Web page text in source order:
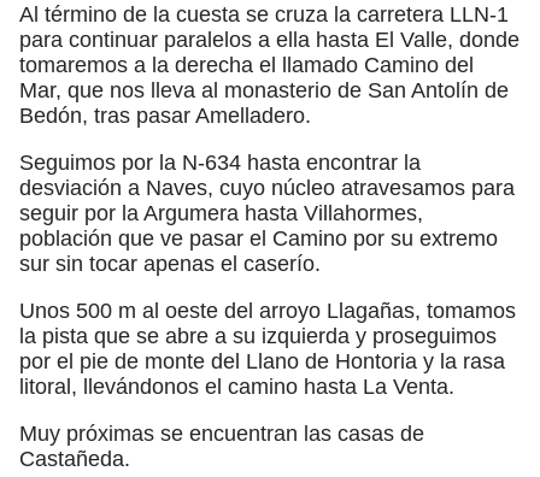
Al término de la cuesta se cruza la carretera LLN-1
para continuar paralelos a ella hasta El Valle, donde
tomaremos a la derecha el llamado Camino del
Mar, que nos lleva al monasterio de San Antolín de
Bedón, tras pasar Amelladero.
Seguimos por la N-634 hasta encontrar la
desviación a Naves, cuyo núcleo atravesamos para
seguir por la Argumera hasta Villahormes,
población que ve pasar el Camino por su extremo
sur sin tocar apenas el caserío.
Unos 500 m al oeste del arroyo Llagañas, tomamos
la pista que se abre a su izquierda y proseguimos
por el pie de monte del Llano de Hontoria y la rasa
litoral, llevándonos el camino hasta La Venta.
Muy próximas se encuentran las casas de
Castañeda.